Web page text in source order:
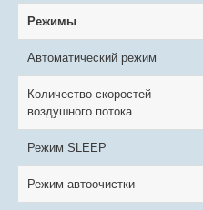
Режимы
Автоматический режим
Количество скоростей
воздушного потока
Режим SLEEP
Режим автоочистки